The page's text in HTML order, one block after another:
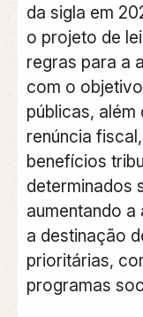
da sigla em
o projeto de
regras para a
com o
públicas,
renúncia
benefícios
determinados
aumentando
a destinação
prioritárias,
programas